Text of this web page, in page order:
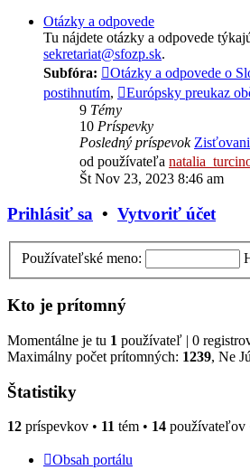
Otázky a odpovede
Tu nájdete otázky a odpovede
sekretariat@sfozp.sk.
Subfóra:
Otázky a odpovede o
postihnutím, Európsky preukaz
9 Témy
10 Príspevky
Posledný príspevok
od používateľa
Št Nov 23, 2023 8:46 am
Prihlásiť sa • Vytvoriť účet
Používateľské meno:
Kto je prítomný
Momentálne je tu 1 používateľ | 0
Maximálny počet prítomných: 1239, Ne
Štatistiky
12 príspevkov • 11 tém • 14 používateľov
Obsah portálu